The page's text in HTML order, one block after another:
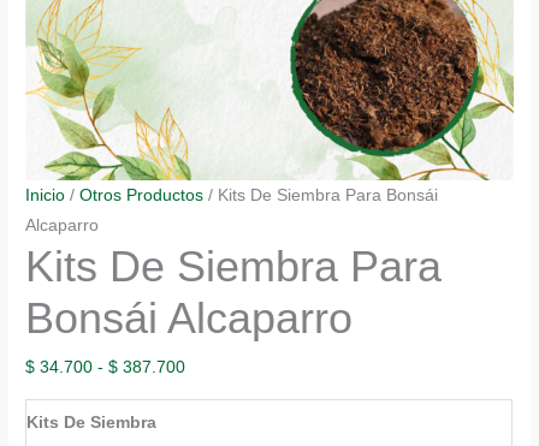
Inicio /Otros Productos / Kits De Siembra Para Bonsái
Alcaparro
Kits De Siembra Para
Bonsái Alcaparro
$ 34.700 - $ 387.700Rango
de
Kits De Siembra